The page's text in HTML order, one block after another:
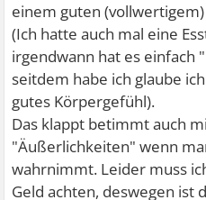
einem guten
(Ich hatte auch mal eine
irgendwann hat es einfach
seitdem habe ich glaube
gutes Körpergefühl).
Das klappt betimmt auch
"Äußerlichkeiten" wenn
wahrnimmt. Leider muss
Geld achten, deswegen ist